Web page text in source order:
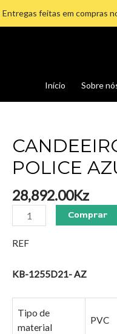
Entregas feitas em compras
Início Sobre
POLICE
28,892.00Kz
POLICE
AZUL
quantidade
Comprar
REF
KB-1255D21- AZ
Tipo de
material
PVC